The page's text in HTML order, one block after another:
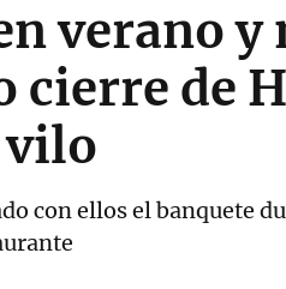
verano
cierre de
vilo
con ellos el banquete